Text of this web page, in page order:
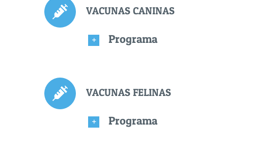
VACUNAS CANINAS
Programa
VACUNAS FELINAS
Programa